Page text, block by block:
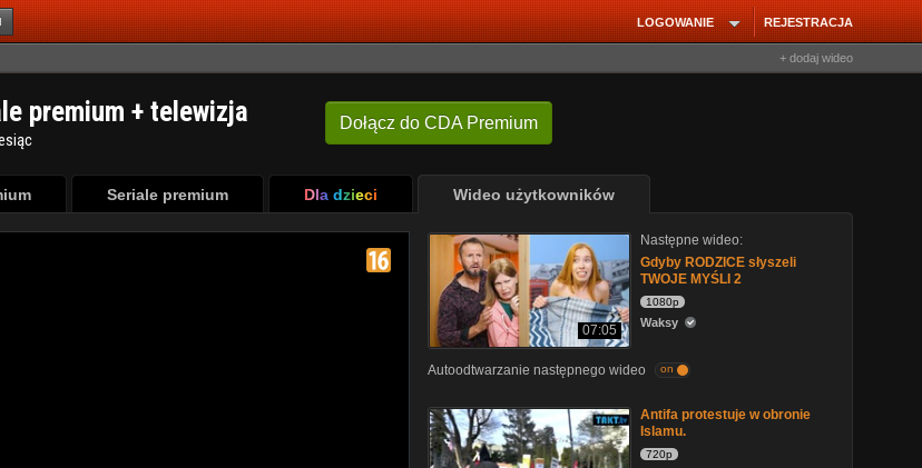
REJESTRACJA
LOGOWANIE
+ dodaj wideo
Dołącz do CDA Premium
premium + telewizja
Seriale premium Dla dzieci Wideo użytkowników
07:05
Następne wideo:
Gdyby RODZICE słyszeli
TWOJE MYŚLI 2
1080p
Waksy
Autoodtwarzanie następnego wideo on
Antifa protestuje w obronie
Islamu.
720p